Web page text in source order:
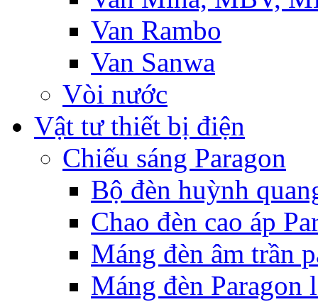
Van Rambo
Van Sanwa
Vòi nước
Vật tư thiết bị điện
Chiếu sáng Paragon
Bộ đèn huỳnh
Chao đèn cao áp
Máng đèn âm trần
Máng đèn Paragon